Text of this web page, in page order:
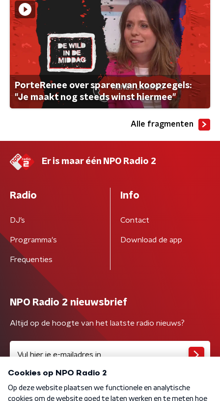
PorteRenee over sparen van koopzegels:
"Je maakt nog steeds winst hiermee"
Alle fragmenten
Er is maar één NPO Radio 2
Radio
DJ’s
Programma's
Frequenties
Info
Contact
Download de app
NPO Radio 2 nieuwsbrief
Altijd op de hoogte van het laatste radio nieuws?